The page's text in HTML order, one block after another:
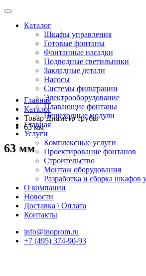
Каталог
Шкафы управления
Готовые фонтаны
Фонтанные насадки
Подводные светильники
Закладные детали
Насосы
Системы фильтрации
Электрооборудование
Плавающие фонтаны
Пешеходные модули
Главная
Услуги
Комплексные услуги
Проектирование фонтанов
Строительство
Монтаж оборудования
Разработка и сборка шкафов
О компании
Новости
Доставка \ Оплата
Контакты
info@inoprom.ru
+7 (495) 374-90-93
Главная
Каталог
Товар Диаметр трубы
63 мм
63 мм